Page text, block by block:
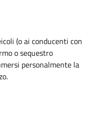
(o ai conducenti con
o sequestro
personalmente la